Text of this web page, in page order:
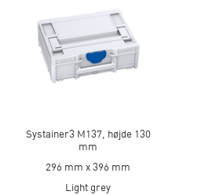
Systainer3 M137, højde 130
mm
296 mm x 396 mm
Light grey